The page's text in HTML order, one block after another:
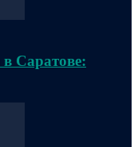
Саратове: